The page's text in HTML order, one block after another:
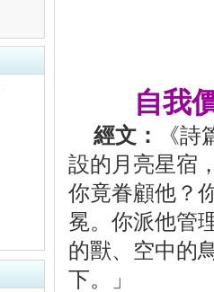
自我
經文：
《詩
設的月亮星宿
你竟眷顧他？
冕。你派他管
的獸、空中的
下。」